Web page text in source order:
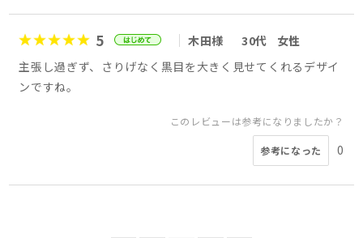
5 木田様 30代
女性
主張し過ぎず、さりげなく黒目を大きく見せてくれるデザイ
ンですね。
このレビューは参考になりましたか？
参考になった 0